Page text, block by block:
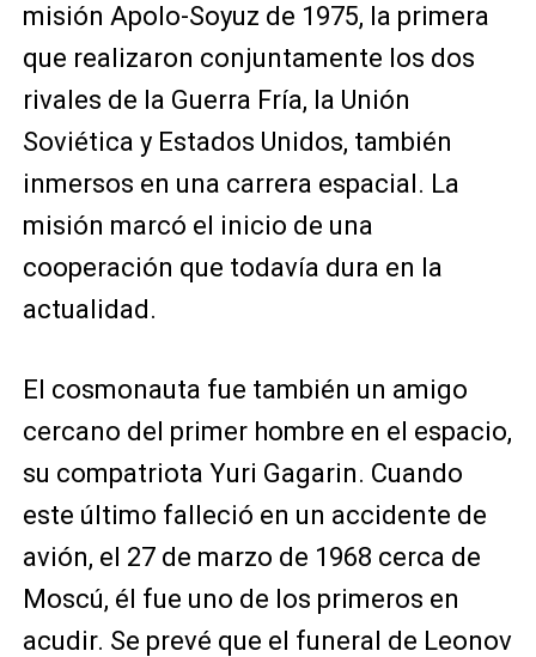
misión Apolo-Soyuz de 1975, la primera
que realizaron conjuntamente los dos
rivales de la Guerra Fría, la Unión
Soviética y Estados Unidos, también
inmersos en una carrera espacial. La
misión marcó el inicio de una
cooperación que todavía dura en la
actualidad.
El cosmonauta fue también un amigo
cercano del primer hombre en el espacio,
su compatriota Yuri Gagarin. Cuando
este último falleció en un accidente de
avión, el 27 de marzo de 1968 cerca de
Moscú, él fue uno de los primeros en
acudir. Se prevé que el funeral de Leonov